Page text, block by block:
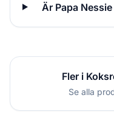
Är Papa
Fler i
Se alla